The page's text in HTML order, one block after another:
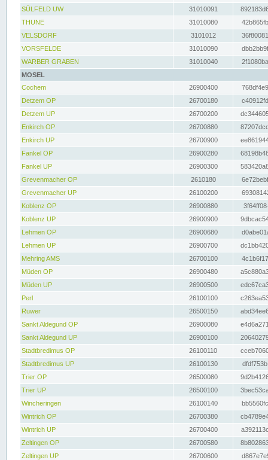
SÜLFELD UW
31010091
THUNE
31010080
VELSDORF
3101012
VORSFELDE
31010090
WARBER GRABEN
31010040
MOSEL
Cochem
26900400
Detzem OP
26700180
Detzem UP
26700200
Enkirch OP
26700880
Enkirch UP
26700900
Fankel OP
26900280
Fankel UP
26900300
Grevenmacher OP
2610180
Grevenmacher UP
26100200
Koblenz OP
26900880
Koblenz UP
26900900
Lehmen OP
26900680
Lehmen UP
26900700
Mehring AMS
26700100
Müden OP
26900480
Müden UP
26900500
Perl
26100100
Ruwer
26500150
Sankt Aldegund OP
26900080
Sankt Aldegund UP
26900100
Stadtbredimus OP
26100110
Stadtbredimus UP
26100130
Trier OP
26500080
Trier UP
26500100
Wincheringen
26100140
Wintrich OP
26700380
Wintrich UP
26700400
Zeltingen OP
26700580
Zeltingen UP
26700600